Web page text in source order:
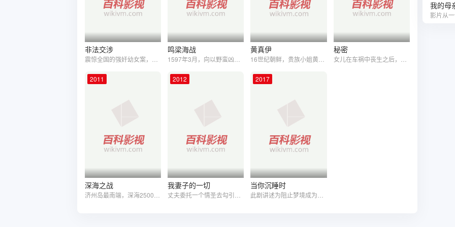
非法交涉 鸣梁海战 黄真伊 秘密
2011
深海之战
2012
我妻子的一切
2017
当你沉睡时
我的母